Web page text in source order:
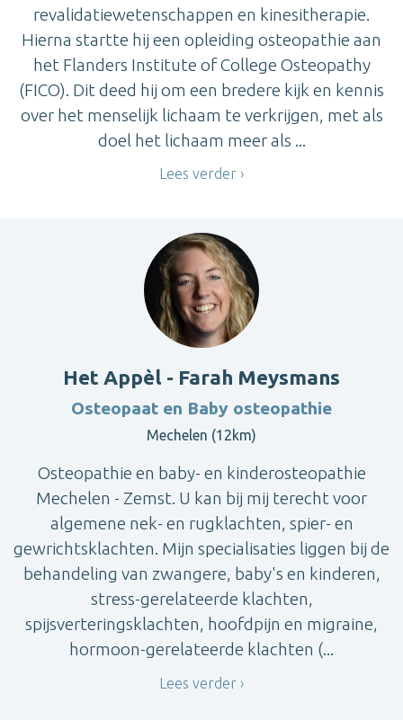
revalidatiewetenschappen en kinesitherapie.
Hierna startte hij een opleiding osteopathie aan
het Flanders Institute of College Osteopathy
(FICO). Dit deed hij om een bredere kijk en kennis
over het menselijk lichaam te verkrijgen, met als
doel het lichaam meer als ...
Lees verder
Het Appèl - Farah Meysmans
Osteopaat en Baby osteopathie
Mechelen (12km)
Osteopathie en baby- en kinderosteopathie
Mechelen - Zemst. U kan bij mij terecht voor
algemene nek- en rugklachten, spier- en
gewrichtsklachten. Mijn specialisaties liggen bij de
behandeling van zwangere, baby's en kinderen,
stress-gerelateerde klachten,
spijsverteringsklachten, hoofdpijn en migraine,
hormoon-gerelateerde klachten (...
Lees verder